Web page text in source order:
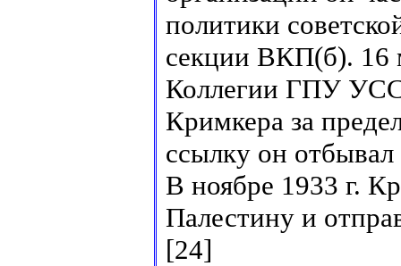
политики
секции ВКП(б). 16
Коллегии ГПУ
Кримкера за
ссылку он отбывал
В ноябре 1933 г.
Палестину и
[24]